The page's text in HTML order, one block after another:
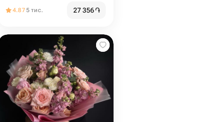
4.875 тис. 27 356֏